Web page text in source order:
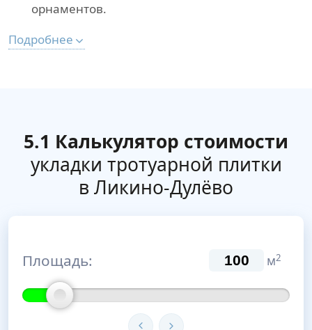
орнаментов.
Подробнее
5.1 Калькулятор стоимости
укладки тротуарной плитки
в Ликино-Дулёво
Площадь: м2